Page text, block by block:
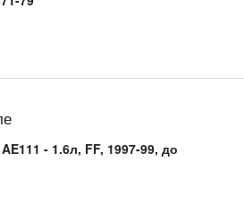
- 1.6л, FF, 1997-99, до